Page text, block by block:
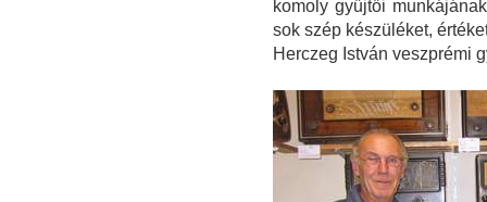
komoly gyűjtői
sok szép készüléket,
Herczeg István veszprémi